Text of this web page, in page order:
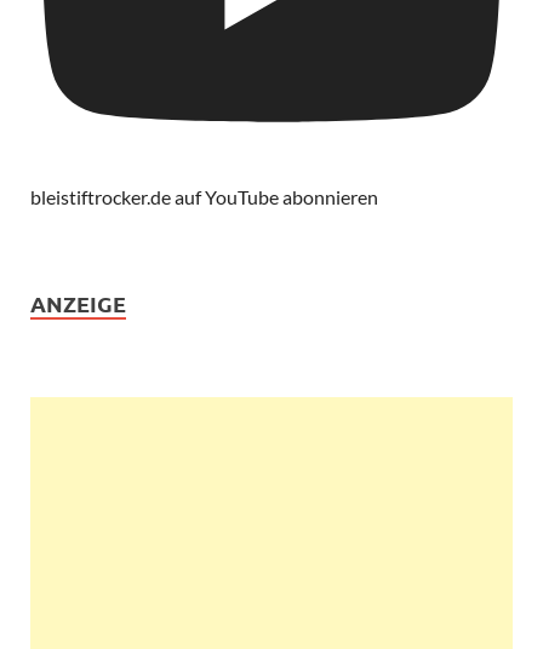
bleistiftrocker.de auf YouTube abonnieren
ANZEIGE